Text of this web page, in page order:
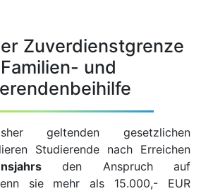
Zuverdienstgrenze
und
geltenden gesetzlichen
Studierende nach Erreichen
den Anspruch auf
sie mehr als 15.000,- EUR